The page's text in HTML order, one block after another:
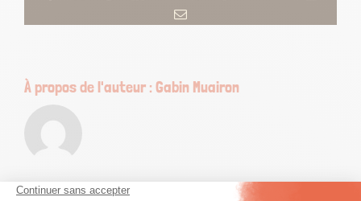
Email
À propos de l'auteur : Gabin Muairon